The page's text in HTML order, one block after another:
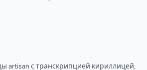
artisan с транскрипцией кириллицей,